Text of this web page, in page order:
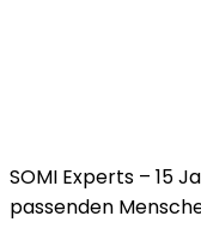
SOMI Experts – 15
passenden